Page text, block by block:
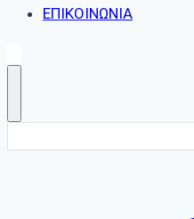
ΕΠΙΚΟΙΝΩΝΙΑ